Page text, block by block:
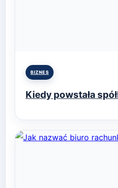
Posted
BIZNES
Kiedy powstała